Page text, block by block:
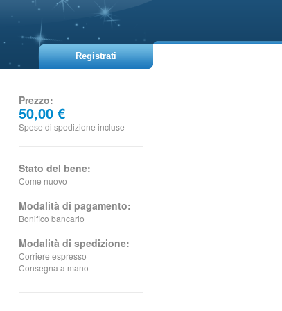
Registrati
Prezzo:
50,00 €
Spese di spedizione incluse
Stato del bene:
Come nuovo
Modalità di pagamento:
Bonifico bancario
Modalità di spedizione:
Corriere espresso
Consegna a mano